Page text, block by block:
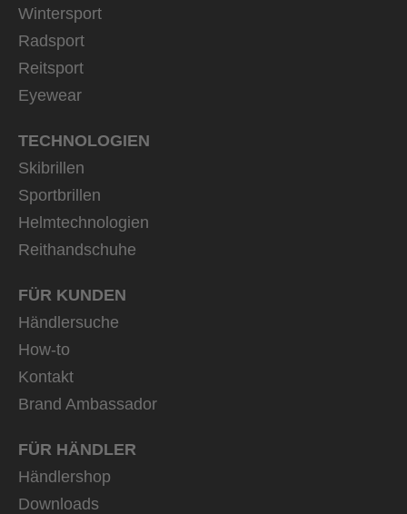
Wintersport
Radsport
Reitsport
Eyewear
TECHNOLOGIEN
Skibrillen
Sportbrillen
Helmtechnologien
Reithandschuhe
FÜR KUNDEN
Händlersuche
How-to
Kontakt
Brand Ambassador
FÜR HÄNDLER
Händlershop
Downloads